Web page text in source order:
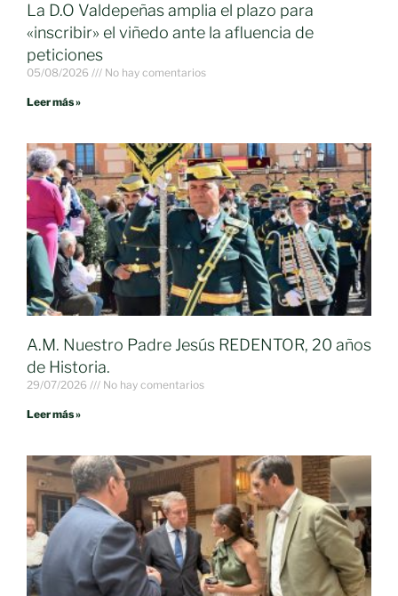
La D.O Valdepeñas amplia el plazo para
«inscribir» el viñedo ante la afluencia de
peticiones
05/08/2026 No hay comentarios
Leer más »
A.M. Nuestro Padre Jesús REDENTOR, 20 años
de Historia.
29/07/2026 No hay comentarios
Leer más »